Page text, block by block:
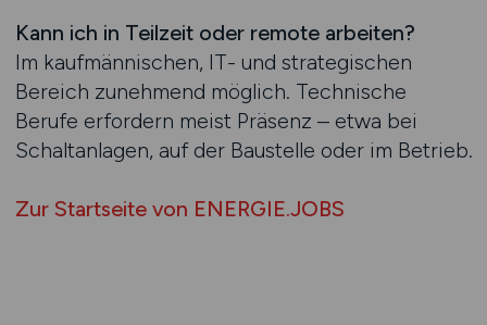
Kann ich in Teilzeit oder remote arbeiten?
Im kaufmännischen, IT- und strategischen
Bereich zunehmend möglich. Technische
Berufe erfordern meist Präsenz – etwa bei
Schaltanlagen, auf der Baustelle oder im Betrieb.
Zur Startseite von ENERGIE.JOBS